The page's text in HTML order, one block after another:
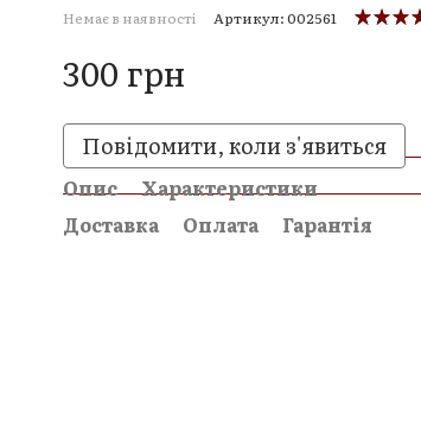
Немає в наявності Артикул: 002561
300 грн
Повідомити, коли з'явиться
Опис
Характеристики
Доставка
Оплата Гарантія